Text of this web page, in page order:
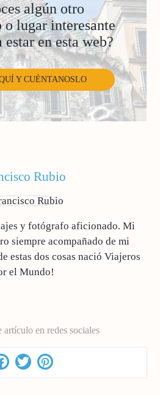
algún otro
o lugar interesante
estar en esta web?
Y CUÉNTANOSLO
Rubio
y fotógrafo aficionado. Mi
siempre acompañado de mi
estas dos cosas nació Viajeros
el Mundo!
artículo en redes sociales
Facebook
Twitter